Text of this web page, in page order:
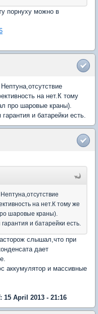
порнуху можно в
на нет.К тому
про шаровые краны).
и батарейки есть.
на нет.К тому же
шаровые краны).
и батарейки есть.
слышал,что при
дает
аккумулятор и массивные
15 April 2013 - 21:16